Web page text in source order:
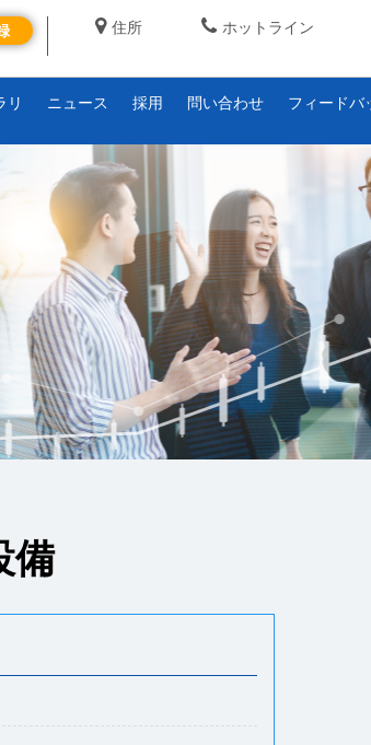
住所 ホットライン
リ ニュース 採用 問い合わせ フィードバ
備